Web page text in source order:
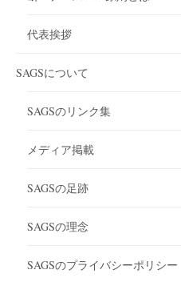
代表挨拶
SAGSについて
SAGSのリンク集
メディア掲載
SAGSの足跡
SAGSの理念
SAGSのプライバシーポリシー